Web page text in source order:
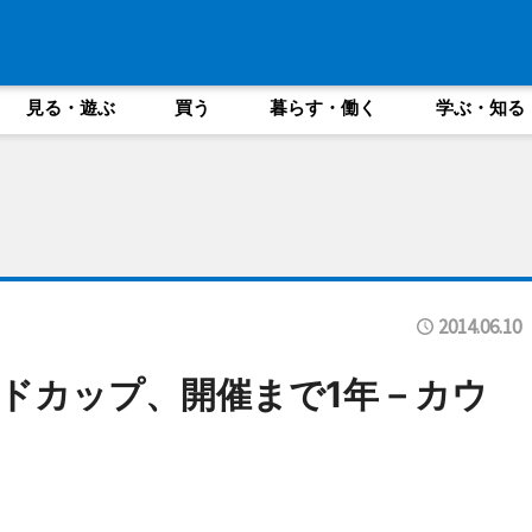
見る・遊ぶ 買う 暮らす・働く 学ぶ・知る
2014.06.10
カップ、開催まで1年－カウ